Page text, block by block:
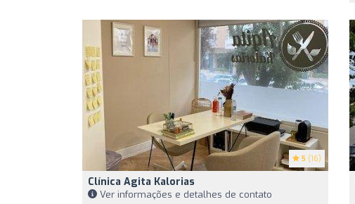
5 (16)
Clínica Agita Kalorias
Ver informações e detalhes de contato